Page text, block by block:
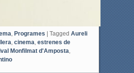
Programes | Tagged Aureli
cinema estrenes de
Monfilmat d'Amposta